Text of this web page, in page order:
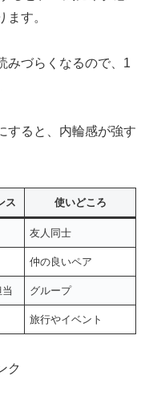
す。
みづらくなるので、1
すると、内輪感が強す
ス 使いどころ
友人同士
仲の良いペア
グループ
旅行やイベント
ク